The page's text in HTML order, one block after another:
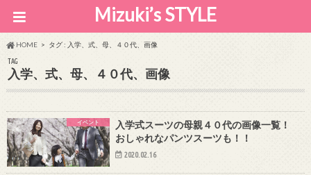
Mizuki’s STYLE
HOME タグ : 入学、式、母、４０代、画像
TAG
入学、式、母、４０代、画像
イベント
入学式スーツの母親４０代の画像一覧！
おしゃれなパンツスーツも！！
2020.02.16